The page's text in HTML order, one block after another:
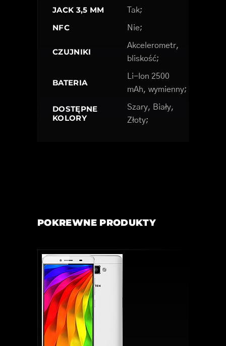
JACK 3,5 MM Tak;
NFC Nie;
CZUJNIKI
Akcelerometr,
bliskość;
BATERIA
Li-Ion 2500
mAh, wymienny;
DOSTĘPNE
KOLORY
Szary, Biały,
Złoty;
POKREWNE PRODUKTY